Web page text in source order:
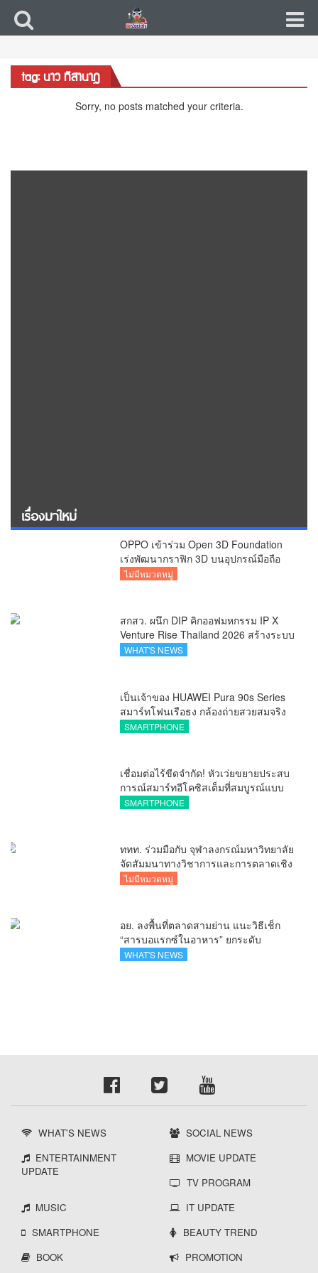
tag: นาว ทิสานาฏ
Sorry, no posts matched your criteria.
เรื่องมาใหม่
OPPO เข้าร่วม Open 3D Foundation
เร่งพัฒนากราฟิก 3D บนอุปกรณ์มือถือ
ไม่มีหมวดหมู่
สกสว. ผนึก DIP คิกออฟมหกรรม IP X
Venture Rise Thailand 2026 สร้างระบบ
นิเวศเชื่อมทรัพย์สินทางปัญญาผ่าน
WHAT'S NEWS
เป็นเจ้าของ HUAWEI Pura 90s Series
สมาร์ทโฟนเรือธง กล้องถ่ายสวยสมจริง
ทุกระยะ พร้อมของสมนาคุณและสิทธิ
SMARTPHONE
เชื่อมต่อไร้ขีดจำกัด! หัวเว่ยขยายประสบ
การณ์สมาร์ทอีโคซิสเต็มที่สมบูรณ์แบบ
ไร้รอยต่อ ครบ จบ ในที่เดียวที่ HUAWEI
SMARTPHONE
ททท. ร่วมมือกับ จุฬาลงกรณ์มหาวิทยาลัย
จัดสัมมนาทางวิชาการและการตลาดเชิง
รุกแนะเคล็ดลับปรับธุรกิจท่องเที่ยวไทย
ไม่มีหมวดหมู่
อย. ลงพื้นที่ตลาดสามย่าน แนะวิธีเช็ก
“สารบอแรกซ์ในอาหาร” ยกระดับ
ตลาดสดปลอดภัยเพื่อผู้บริโภค
WHAT'S NEWS
WHAT'S NEWS
SOCIAL NEWS
ENTERTAINMENT
UPDATE
MOVIE UPDATE
TV PROGRAM
MUSIC
IT UPDATE
SMARTPHONE
BEAUTY TREND
BOOK
PROMOTION